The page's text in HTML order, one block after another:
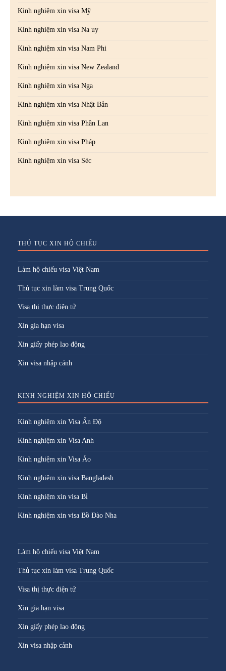
Kinh nghiệm xin visa Mỹ
Kinh nghiệm xin visa Na uy
Kinh nghiệm xin visa Nam Phi
Kinh nghiệm xin visa New Zealand
Kinh nghiệm xin visa Nga
Kinh nghiệm xin visa Nhật Bản
Kinh nghiệm xin visa Phần Lan
Kinh nghiệm xin visa Pháp
Kinh nghiệm xin visa Séc
THỦ TỤC XIN HỘ CHIẾU
Làm hộ chiếu visa Việt Nam
Thủ tục xin làm visa Trung Quốc
Visa thị thực điện tử
Xin gia hạn visa
Xin giấy phép lao động
Xin visa nhập cảnh
KINH NGHIỆM XIN HỘ CHIẾU
Kinh nghiệm xin Visa Ấn Độ
Kinh nghiệm xin Visa Anh
Kinh nghiệm xin Visa Áo
Kinh nghiệm xin visa Bangladesh
Kinh nghiệm xin visa Bỉ
Kinh nghiệm xin visa Bồ Đào Nha
Làm hộ chiếu visa Việt Nam
Thủ tục xin làm visa Trung Quốc
Visa thị thực điện tử
Xin gia hạn visa
Xin giấy phép lao động
Xin visa nhập cảnh